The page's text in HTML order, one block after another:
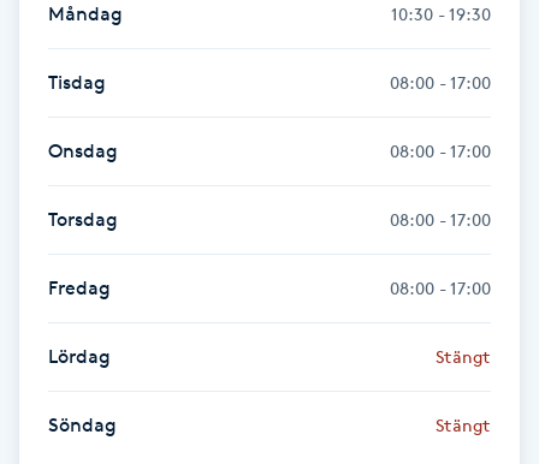
Hot Stone Massage
Hot yoga
Hudföryngring
Huduppstramning
Hudvård
Hyaluronsyra
Hyperhidros
Måndag 10:30 - 19:30
Tisdag 08:00 - 17:00
Onsdag 08:00 - 17:00
Torsdag 08:00 - 17:00
Fredag 08:00 - 17:00
Lördag Stängt
Söndag Stängt